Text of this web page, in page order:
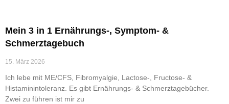
Mein 3 in 1 Ernährungs-, Symptom- &
Schmerztagebuch
15. März 2026
Ich lebe mit ME/CFS, Fibromyalgie, Lactose-, Fructose- &
Histaminintoleranz. Es gibt Ernährungs- & Schmerztagebücher.
Zwei zu führen ist mir zu